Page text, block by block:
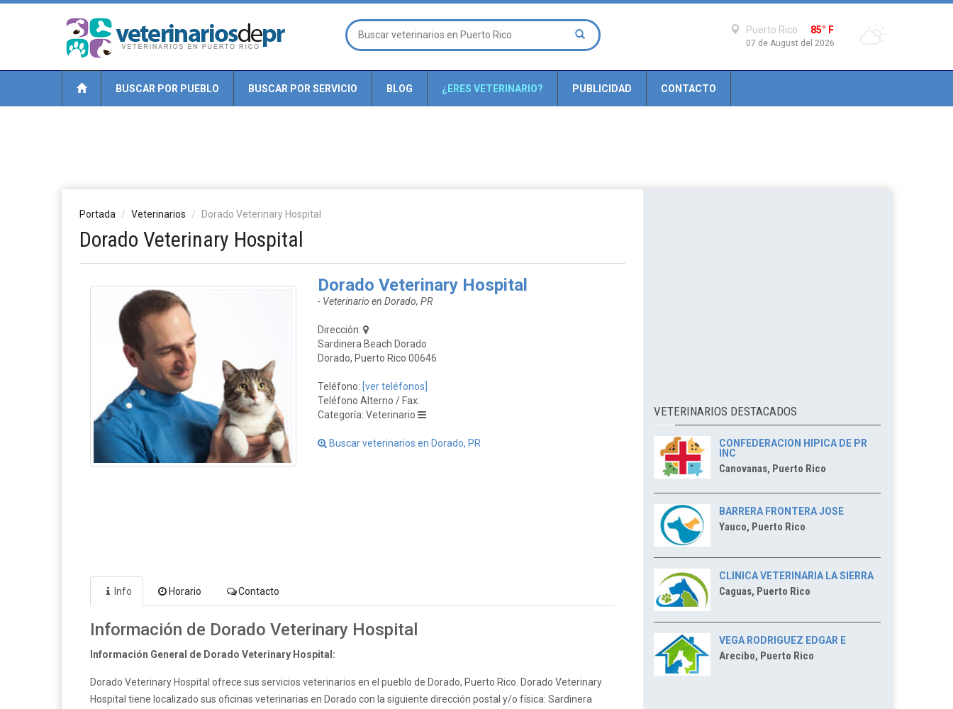
Puerto Rico 85° F
07 de August del 2026
BUSCAR POR PUEBLO BUSCAR POR SERVICIO BLOG ¿ERES VETERINARIO? PUBLICIDAD CONTACTO
Portada Veterinarios Dorado Veterinary Hospital
Dorado Veterinary Hospital
Dorado Veterinary Hospital
- Veterinario en Dorado, PR
Dirección:
Sardinera Beach Dorado
Dorado, Puerto Rico 00646
Teléfono: [ver teléfonos]
Teléfono Alterno / Fax:
Categoría: Veterinario
Buscar veterinarios en Dorado, PR
Info Horario Contacto
Información de Dorado Veterinary Hospital
Información General de Dorado Veterinary Hospital:
Dorado Veterinary Hospital ofrece sus servicios veterinarios en el pueblo de Dorado, Puerto Rico. Dorado Veterinary
Hospital tiene localizado sus oficinas veterinarias en Dorado con la siguiente dirección postal y/o física: Sardinera
VETERINARIOS DESTACADOS
CONFEDERACION HIPICA DE PR
INC
Canovanas, Puerto Rico
BARRERA FRONTERA JOSE
Yauco, Puerto Rico
CLINICA VETERINARIA LA SIERRA
Caguas, Puerto Rico
VEGA RODRIGUEZ EDGAR E
Arecibo, Puerto Rico